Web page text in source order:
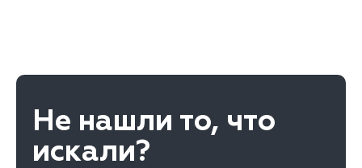
Не нашли то, что
искали?